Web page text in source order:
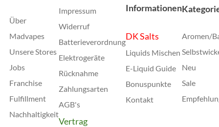
Über
Madvapes
Unsere Stores
Jobs
Franchise
Fulfillment
Nachhaltigkeit
Impressum
Widerruf
Batterieverordnung
Elektrogeräte
Rücknahme
Zahlungsarten
AGB's
Vertrag
Informationen
DK Salts
Liquids Mischen
E-Liquid Guide
Bonuspunkte
Kontakt
Aromen/
Neu
Sale